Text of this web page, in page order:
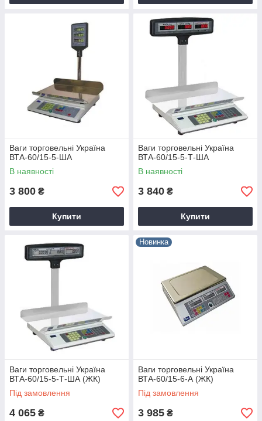
Ваги торговельні Україна
ВТА-60/15-5-ША
В наявності
3 800 ₴
Купити
Ваги торговельні Україна
ВТА-60/15-5-Т-ША
В наявності
3 840 ₴
Купити
Ваги торговельні Україна
ВТА-60/15-5-Т-ША (ЖК)
Під замовлення
4 065 ₴
Новинка
Ваги торговельні Україна
ВТА-60/15-6-А (ЖК)
Під замовлення
3 985 ₴